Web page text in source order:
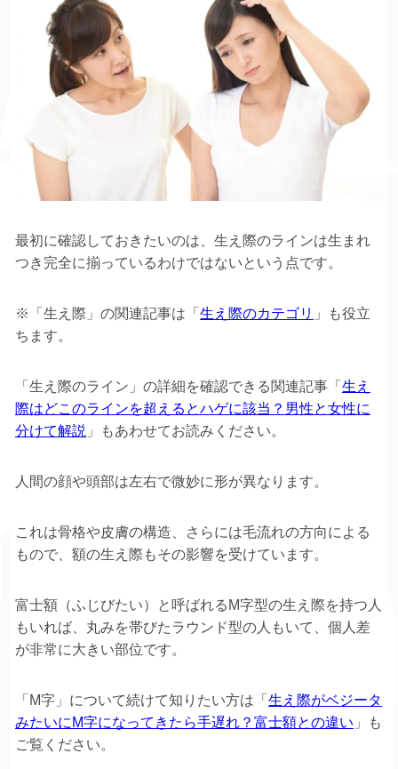
最初に確認しておきたいのは、生え際のラインは生まれ
つき完全に揃っているわけではないという点です。
※「生え際」の関連記事は「 生え際のカテゴリ 」も役立
ちます。
「生え際のライン」の詳細を確認できる関連記事「 生え
際はどこのラインを超えるとハゲに該当？男性と女性に
分けて解説 」もあわせてお読みください。
人間の顔や頭部は左右で微妙に形が異なります。
これは骨格や皮膚の構造、さらには毛流れの方向による
もので、額の生え際もその影響を受けています。
富士額（ふじびたい）と呼ばれるM字型の生え際を持つ人
もいれば、丸みを帯びたラウンド型の人もいて、個人差
が非常に大きい部位です。
「M字」について続けて知りたい方は「 生え際がベジータ
みたいにM字になってきたら手遅れ？富士額との違い 」も
ご覧ください。